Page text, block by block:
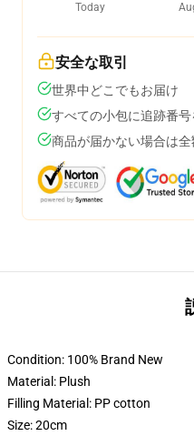
Today
安全な取引
世界中どこでもお届け
すべての小包に追跡番
商品が届かない場合は全
Condition: 100% Brand New
Material: Plush
Filling Material: PP cotton
Size: 20cm